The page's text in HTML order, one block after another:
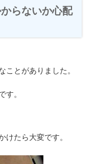
らないか心配
ことがありました。
す。
けたら大変です。